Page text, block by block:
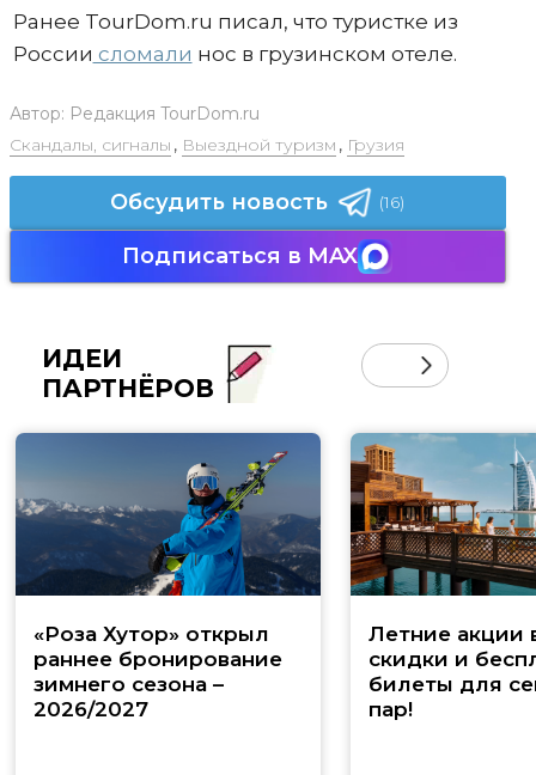
Ранее TourDom.ru писал, что туристке из
России сломали нос в грузинском отеле.
Автор: Редакция TourDom.ru
Скандалы, сигналы , Выездной туризм , Грузия
Обсудить новость (16)
Подписаться в MAX
ИДЕИ
ПАРТНЁРОВ
«Роза Хутор» открыл
раннее бронирование
зимнего сезона –
2026/2027
Летние акции
скидки и
билеты для
пар!